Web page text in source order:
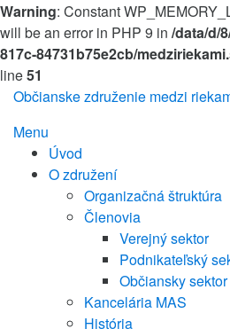
Warning: Constant
will be an error in PHP 9 in /data/d/
817c-84731b75e2cb/
line51
Preskočiť
obsah
Občianske združenie medzi
Menu
Úvod
O združení
Organizačná štruktúra
Členovia
Verejný sektor
Podnikateľský
Občiansky sektor
Kancelária MAS
História